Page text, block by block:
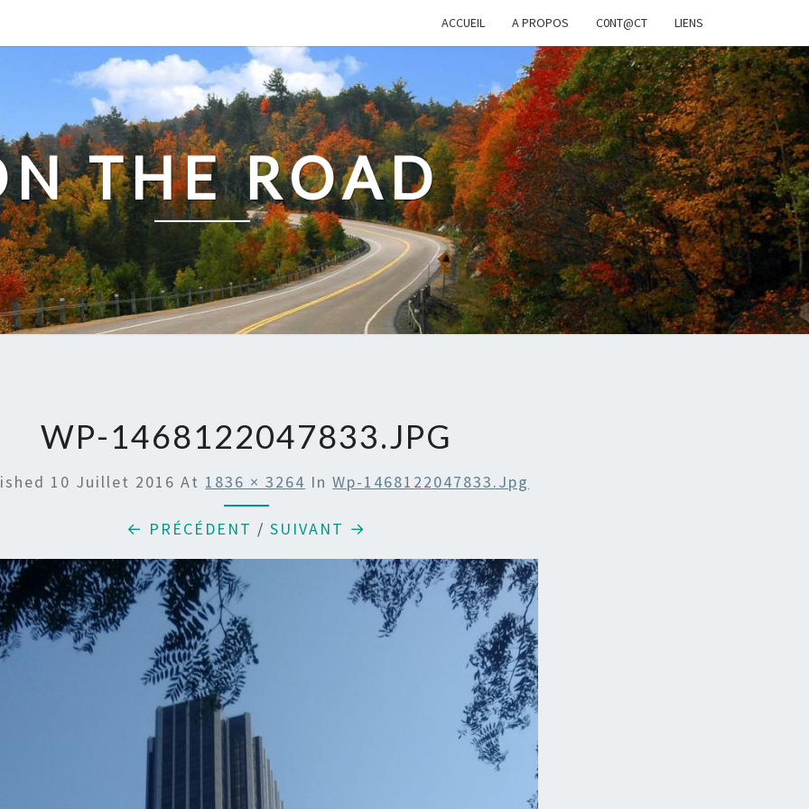
ACCUEIL A PROPOS C0NT@CT LIENS
THE ROAD
WP-1468122047833.JPG
10 Juillet 2016 At 1836 × 3264 InWp-1468122047833.jpg
← PRÉCÉDENT / SUIVANT →